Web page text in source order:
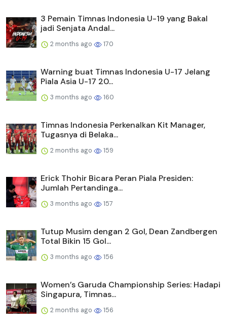
3 Pemain Timnas Indonesia U-19 yang Bakal
jadi Senjata Andal...
2 months ago 170
Warning buat Timnas Indonesia U-17 Jelang
Piala Asia U-17 20...
3 months ago 160
Timnas Indonesia Perkenalkan Kit Manager,
Tugasnya di Belaka...
2 months ago 159
Erick Thohir Bicara Peran Piala Presiden:
Jumlah Pertandinga...
3 months ago 157
Tutup Musim dengan 2 Gol, Dean Zandbergen
Total Bikin 15 Gol...
3 months ago 156
Women’s Garuda Championship Series: Hadapi
Singapura, Timnas...
2 months ago 156